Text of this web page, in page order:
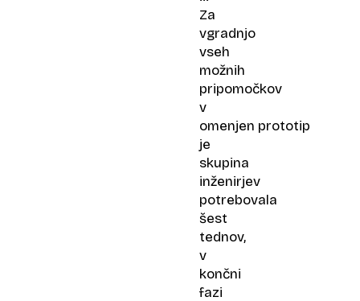
Za
vgradnjo
vseh
možnih
pripomočkov
v
omenjen prototip
je
skupina
inženirjev
potrebovala
šest
tednov,
v
končni
fazi